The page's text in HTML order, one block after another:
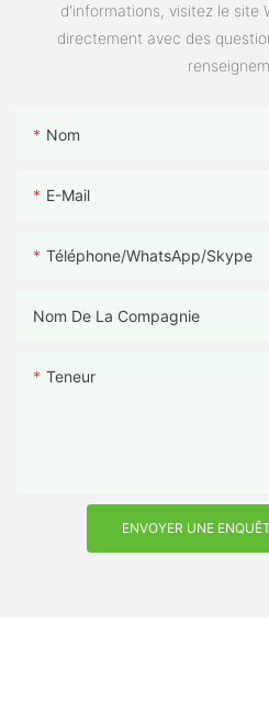
d'informations, visitez le site
directement avec des
Nom
E-Mail
Téléphone/WhatsApp/Skype
Nom De La Compagnie
Teneur
ENVOYER UNE